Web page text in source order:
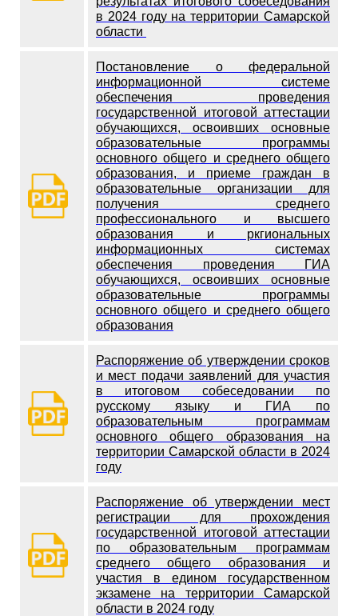
в 2024 году на территории Самарской
области
Постановление о федеральной
информационной системе
обеспечения проведения
государственной итоговой аттестации
обучающихся, освоивших основные
образовательные программы
основного общего и среднего общего
образования, и приеме граждан в
образовательные организации для
получения среднего
профессионального и высшего
образования и ркгиональных
информационных системах
обеспечения проведения ГИА
обучающихся, освоивших основные
образовательные программы
основного общего и среднего общего
образования
Распоряжение об утверждении сроков
и мест подачи заявлений для участия
в итоговом собеседовании по
русскому языку и ГИА по
образовательным программам
основного общего образования на
территории Самарской области в 2024
году
Распоряжение об утверждении мест
регистрации для прохождения
государственной итоговой аттестации
по образовательным программам
среднего общего образования и
участия в едином государственном
экзамене на территории Самарской
области в 2024 году